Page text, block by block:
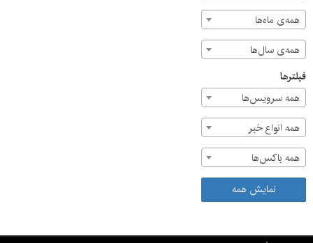
همه‌ی ماه‌ها
همه‌ی سال‌ها
فیلترها
همه سرویس‌ها
همه انواع خبر
همه باکس‌ها
نمایش همه